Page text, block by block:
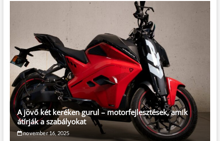
A jövő két keréken gurul – motorfejlesztések, amik
átírják a szabályokat
november 16, 2025